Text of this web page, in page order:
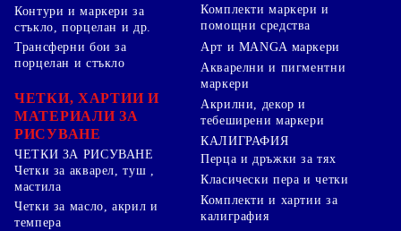
Контури и маркери за
стъкло, порцелан и др.
Трансферни бои за
порцелан и стъкло
ЧЕТКИ, ХАРТИИ И
МАТЕРИАЛИ ЗА
РИСУВАНЕ
ЧЕТКИ ЗА РИСУВАНЕ
Четки за акварел, туш ,
мастила
Четки за масло, акрил и
темпера
Комплекти маркери и
помощни средства
Арт и MANGA маркери
Акварелни и пигментни
маркери
Акрилни, декор и
тебеширени маркери
КАЛИГРАФИЯ
Перца и дръжки за тях
Класически пера и четки
Комплекти и хартии за
калиграфия